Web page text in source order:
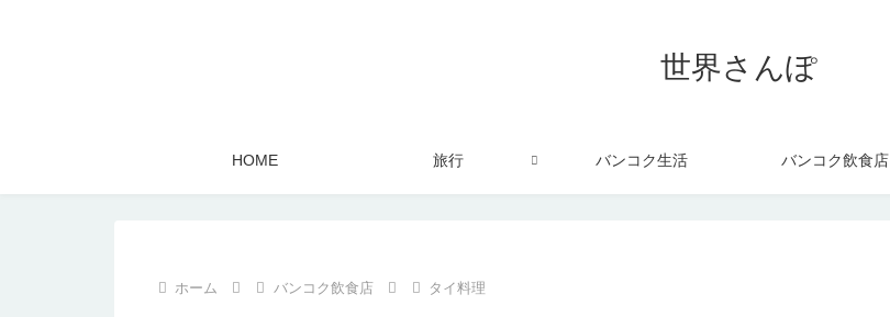
世界さんぽ
HOME 旅行 バンコク生活 バンコク飲食店
ホーム バンコク飲食店 タイ料理